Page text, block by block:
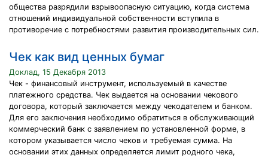
общества разрядили взрывоопасную ситуацию, когда система
отношений индивидуальной собственности вступила в
противоречие с потребностями развития производительных сил.
Чек как вид ценных бумаг
Доклад, 15 Декабря 2013
Чек - финансовый инструмент, используемый в качестве
платежного средства. Чек выдается на основании чекового
договора, который заключается между чекодателем и банком.
Для его заключения необходимо обратиться в обслуживающий
коммерческий банк с заявлением по установленной форме, в
котором указывается число чеков и требуемая сумма. На
основании этих данных определяется лимит родного чека,